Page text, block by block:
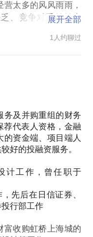
太多的风风雨雨，
、竞争对手纷纷上
综合考虑公司历史沿
展开全部
1人约聊过
务及并购重组的财务
荐代表人资格，金融
资金端、项目端人
好的投融资服务。
计工作，曾任职于
先后在日信证券、
行部工作
富收购虹桥上海城的